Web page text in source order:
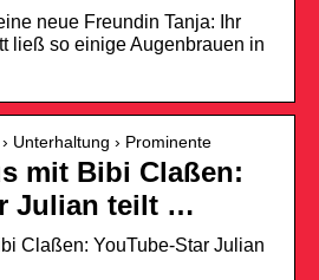
neue Freundin Tanja: Ihr
ließ so einige Augenbrauen in
Unterhaltung › Prominente
mit Bibi Claßen:
Julian teilt …
Claßen: YouTube-Star Julian